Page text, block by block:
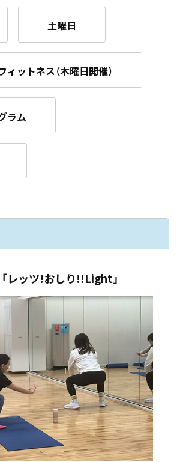
土曜日
ィットネス（木曜日開催）
ラム
レッツ!おしり!!Light」